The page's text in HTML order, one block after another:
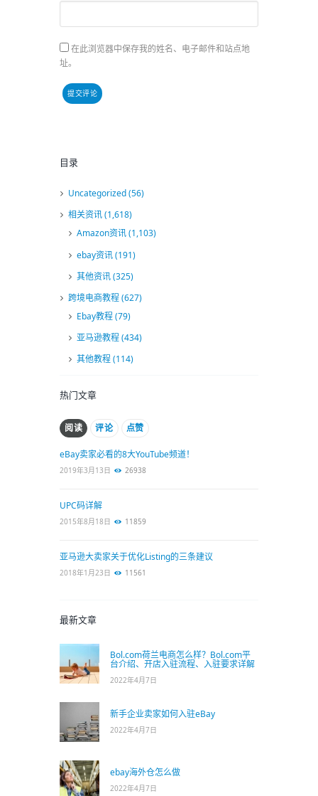
在此浏览器中保存我的姓名、电子邮件和站点地
址。
目录
Uncategorized(56)
相关资讯(1,618)
Amazon资讯(1,103)
ebay资讯(191)
其他资讯(325)
跨境电商教程(627)
Ebay教程(79)
亚马逊教程(434)
其他教程(114)
热门文章
阅读 评论 点赞
eBay卖家必看的8大YouTube频道！
2019年3月13日 26938
UPC码详解
2015年8月18日 11859
亚马逊大卖家关于优化Listing的三条建议
2018年1月23日 11561
最新文章
Bol.com荷兰电商怎么样？Bol.com平
台介绍、开店入驻流程、入驻要求详解
2022年4月7日
新手企业卖家如何入驻eBay
2022年4月7日
ebay海外仓怎么做
2022年4月7日